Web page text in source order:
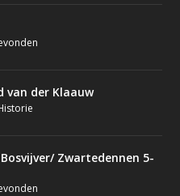
van der Klaauw
Zwartedennen 5-